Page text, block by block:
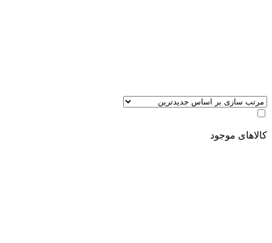
کالاهای موجود